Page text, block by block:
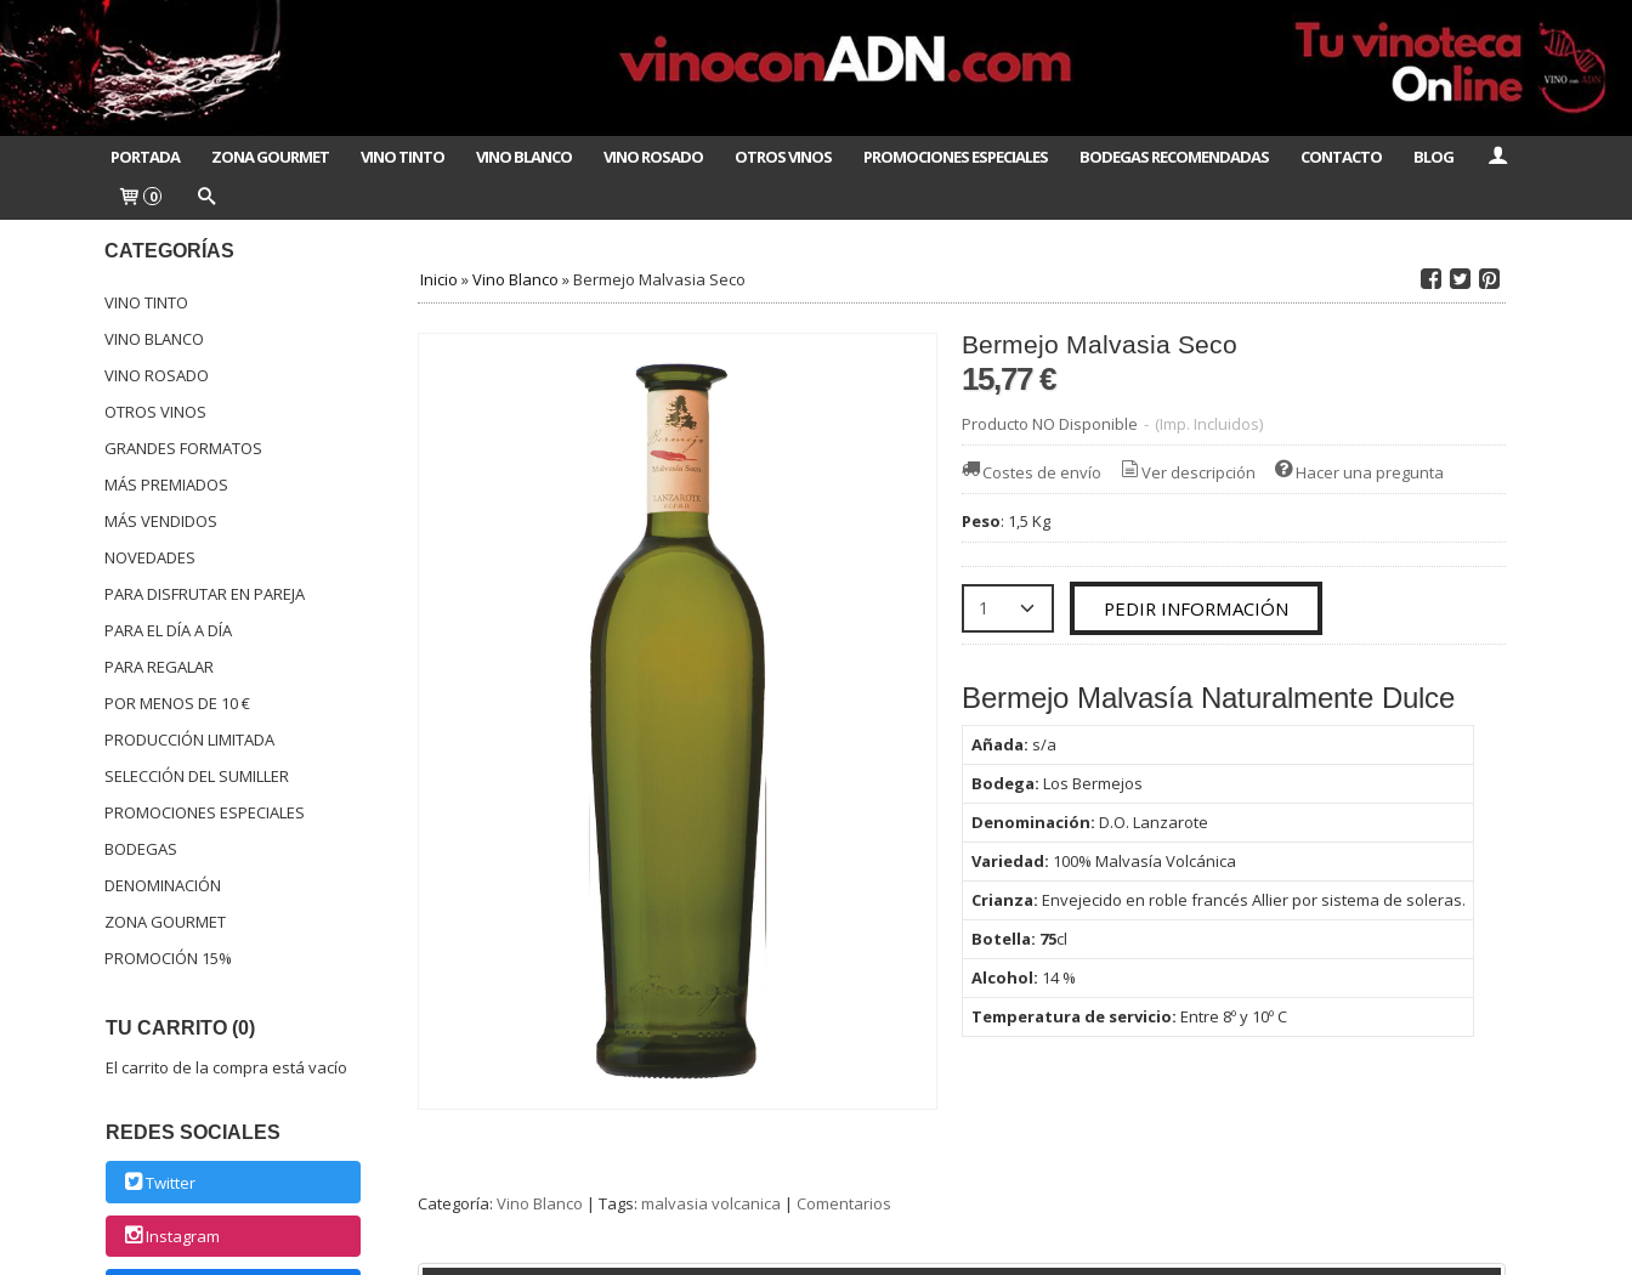
PORTADA ZONA GOURMET VINO TINTO VINO BLANCO VINO ROSADO OTROS VINOS PROMOCIONES ESPECIALES BODEGAS RECOMENDADAS CONTACTO BLOG
0
CATEGORÍAS
VINO TINTO
VINO BLANCO
VINO ROSADO
OTROS VINOS
GRANDES FORMATOS
MÁS PREMIADOS
MÁS VENDIDOS
NOVEDADES
PARA DISFRUTAR EN PAREJA
PARA EL DÍA A DÍA
PARA REGALAR
POR MENOS DE 10 €
PRODUCCIÓN LIMITADA
SELECCIÓN DEL SUMILLER
PROMOCIONES ESPECIALES
BODEGAS
DENOMINACIÓN
ZONA GOURMET
PROMOCIÓN 15%
TU CARRITO (0)
El carrito de la compra está vacío
REDES SOCIALES
Twitter
Instagram
Inicio »Vino Blanco »Bermejo Malvasia Seco
Bermejo Malvasia Seco
15,77 €
Producto NO Disponible - (Imp. Incluidos)
Costes de envío Ver descripción Hacer una pregunta
Peso: 1,5 Kg
PEDIR INFORMACIÓN
Bermejo Malvasía Naturalmente Dulce
Añada: s/a
Bodega: Los Bermejos
Denominación: D.O. Lanzarote
Variedad: 100% Malvasía Volcánica
Crianza: Envejecido en roble francés Allier por sistema de soleras.
Botella: 75cl
Alcohol: 14 %
Temperatura de servicio: Entre 8º y 10º C
Categoría: Vino Blanco | Tags: malvasia volcanica | Comentarios